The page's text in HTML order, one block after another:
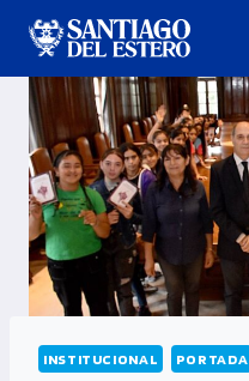
INSTITUCIONAL PORTADA